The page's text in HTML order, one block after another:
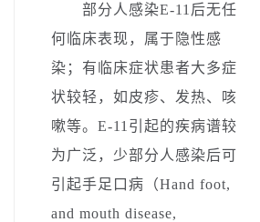
部分人感染E-11后无任
何临床表现，属于隐性感
染；有临床症状患者大多症
状较轻，如皮疹、发热、
咳
嗽等。E-11引起的疾病谱较
为广泛， 少部分人感染后可
引起手足口病（Hand foot,
and mouth disease,